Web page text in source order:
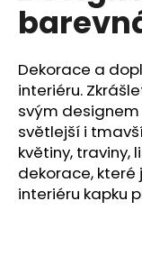
0,0
hvězdiček.
Dekorace a
interiéru.
svým
světlejší i
květiny, traviny,
dekorace,
interiéru kapku
p
o
u
č
u
j
e
m
e